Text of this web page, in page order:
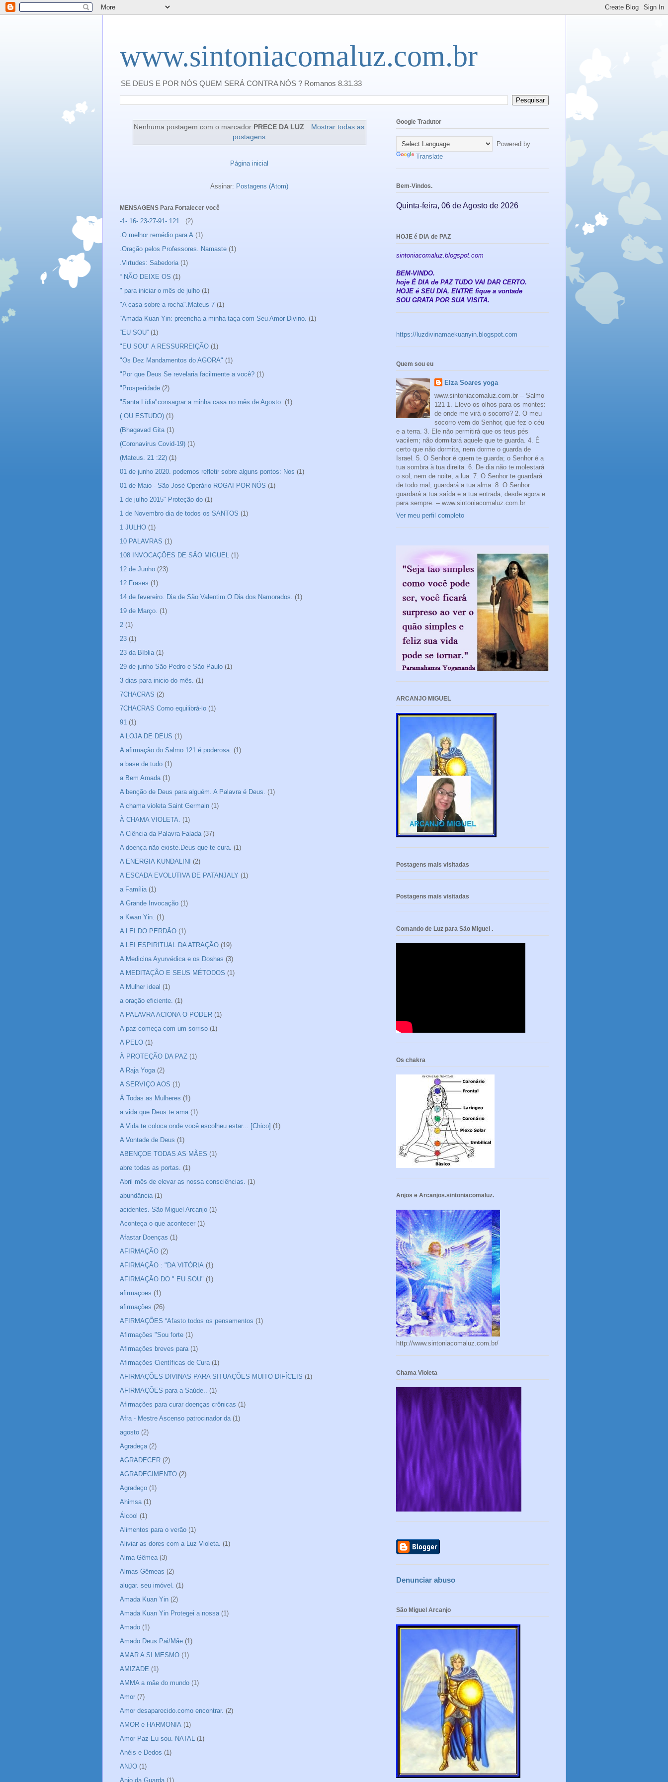
www.sintoniacomaluz.com.br
SE DEUS E POR NÓS QUEM SERÁ CONTRA NÓS ? Romanos 8.31.33
Nenhuma postagem com o marcador PRECE DA LUZ.
Mostrar todas as
postagens
Página inicial
Assinar: Postagens (Atom)
MENSAGENS Para Fortalecer você
-1- 16- 23-27-91- 121 . (2)
.O melhor remédio para A (1)
.Oração pelos Professores. Namaste (1)
.Virtudes: Sabedoria (1)
“ NÃO DEIXE OS (1)
" para iniciar o mês de julho (1)
"A casa sobre a rocha".Mateus 7 (1)
“Amada Kuan Yin: preencha a minha taça com Seu Amor Divino. (1)
“EU SOU” (1)
"EU SOU" A RESSURREIÇÃO (1)
"Os Dez Mandamentos do AGORA" (1)
"Por que Deus Se revelaria facilmente a você? (1)
"Prosperidade (2)
"Santa Lídia"consagrar a minha casa no mês de Agosto. (1)
( OU ESTUDO) (1)
(Bhagavad Gita (1)
(Coronavirus Covid-19) (1)
(Mateus. 21 :22) (1)
01 de junho 2020. podemos refletir sobre alguns pontos: Nos (1)
01 de Maio - São José Operário ROGAI POR NÓS (1)
1 de julho 2015" Proteção do (1)
1 de Novembro dia de todos os SANTOS (1)
1 JULHO (1)
10 PALAVRAS (1)
108 INVOCAÇÕES DE SÃO MIGUEL (1)
12 de Junho (23)
12 Frases (1)
14 de fevereiro. Dia de São Valentim.O Dia dos Namorados. (1)
19 de Março. (1)
2 (1)
23 (1)
23 da Bíblia (1)
29 de junho São Pedro e São Paulo (1)
3 dias para inicio do mês. (1)
7CHACRAS (2)
7CHACRAS Como equilibrá-lo (1)
91 (1)
A LOJA DE DEUS (1)
A afirmação do Salmo 121 é poderosa. (1)
a base de tudo (1)
a Bem Amada (1)
A benção de Deus para alguém. A Palavra é Deus. (1)
A chama violeta Saint Germain (1)
À CHAMA VIOLETA. (1)
A Ciência da Palavra Falada (37)
A doença não existe.Deus que te cura. (1)
A ENERGIA KUNDALINI (2)
A ESCADA EVOLUTIVA DE PATANJALY (1)
a Família (1)
A Grande Invocação (1)
a Kwan Yin. (1)
A LEI DO PERDÃO (1)
A LEI ESPIRITUAL DA ATRAÇÃO (19)
A Medicina Ayurvédica e os Doshas (3)
A MEDITAÇÃO E SEUS MÉTODOS (1)
A Mulher ideal (1)
a oração eficiente. (1)
A PALAVRA ACIONA O PODER (1)
A paz começa com um sorriso (1)
A PELO (1)
À PROTEÇÃO DA PAZ (1)
A Raja Yoga (2)
A SERVIÇO AOS (1)
À Todas as Mulheres (1)
a vida que Deus te ama (1)
A Vida te coloca onde você escolheu estar... [Chico] (1)
A Vontade de Deus (1)
ABENÇOE TODAS AS MÃES (1)
abre todas as portas. (1)
Abril mês de elevar as nossa consciências. (1)
abundância (1)
acidentes. São Miguel Arcanjo (1)
Aconteça o que acontecer (1)
Afastar Doenças (1)
AFIRMAÇÃO (2)
AFIRMAÇÃO : "DA VITÓRIA (1)
AFIRMAÇÃO DO " EU SOU" (1)
afirmaçoes (1)
afirmações (26)
AFIRMAÇÕES “Afasto todos os pensamentos (1)
Afirmações "Sou forte (1)
Afirmações breves para (1)
Afirmações Científicas de Cura (1)
AFIRMAÇÕES DIVINAS PARA SITUAÇÕES MUITO DIFÍCEIS (1)
AFIRMAÇÕES para a Saúde.. (1)
Afirmações para curar doenças crônicas (1)
Afra - Mestre Ascenso patrocinador da (1)
agosto (2)
Agradeça (2)
AGRADECER (2)
AGRADECIMENTO (2)
Agradeço (1)
Ahimsa (1)
Álcool (1)
Alimentos para o verão (1)
Aliviar as dores com a Luz Violeta. (1)
Alma Gêmea (3)
Almas Gêmeas (2)
alugar. seu imóvel. (1)
Amada Kuan Yin (2)
Amada Kuan Yin Protegei a nossa (1)
Amado (1)
Amado Deus Pai/Mãe (1)
AMAR A SI MESMO (1)
AMIZADE (1)
AMMA a mãe do mundo (1)
Amor (7)
Amor desaparecido.como encontrar. (2)
AMOR e HARMONIA (1)
Amor Paz Eu sou. NATAL (1)
Anéis e Dedos (1)
ANJO (1)
Anjo da Guarda (1)
Google Tradutor
Powered by
Translate
Bem-Vindos.
Quinta-feira, 06 de Agosto de 2026
HOJE é DIA de PAZ
sintoniacomaluz.blogspot.com
BEM-VINDO.
hoje É DIA de PAZ TUDO VAI DAR CERTO.
HOJE é SEU DIA, ENTRE fique a vontade
SOU GRATA POR SUA VISITA.
https://luzdivinamaekuanyin.blogspot.com
Quem sou eu
Elza Soares yoga
www.sintoniacomaluz.com.br -- Salmo
121 1. Elevo os olhos para os montes:
de onde me virá o socorro? 2. O meu
socorro vem do Senhor, que fez o céu
e a terra. 3. Ele não permitirá que os teus pés
vacilem; não dormitará aquele que te guarda. 4. É
certo que não dormita, nem dorme o guarda de
Israel. 5. O Senhor é quem te guarda; o Senhor é a
tua sombra à tua direita. 6. De dia não te molestará
o sol, nem de noite, a lua. 7. O Senhor te guardará
de todo mal; guardará a tua alma. 8. O Senhor
guardará a tua saída e a tua entrada, desde agora e
para sempre. -- www.sintoniacomaluz.com.br
Ver meu perfil completo
ARCANJO MIGUEL
Postagens mais visitadas
Postagens mais visitadas
Comando de Luz para São Miguel .
Os chakra
Anjos e Arcanjos.sintoniacomaluz.
http://www.sintoniacomaluz.com.br/
Chama Violeta
Denunciar abuso
São Miguel Arcanjo